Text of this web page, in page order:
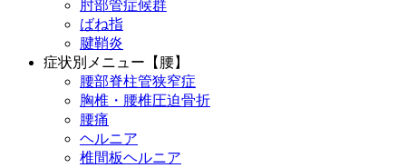
肘部管症候群
ばね指
腱鞘炎
症状別メニュー【腰】
腰部脊柱管狭窄症
胸椎・腰椎圧迫骨折
腰痛
ヘルニア
椎間板ヘルニア